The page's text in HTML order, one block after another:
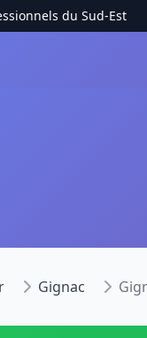
du Sud-Est
Gignac